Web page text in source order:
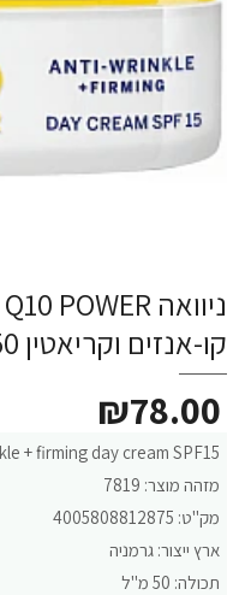
קו-אנזים וקריאטין 50 מ"ל - מבית NIVEA
+ firming day cream SPF15
מזהה מוצר: 7819
מק"ט: 4005808812875
ארץ ייצור: גרמניה
תכולה: 50 מ"ל
₪78.00